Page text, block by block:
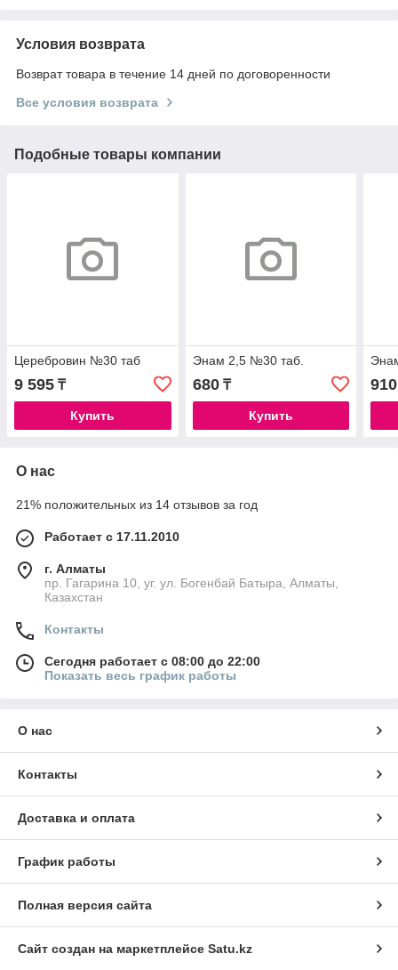
Условия возврата
Возврат товара в течение 14 дней по договоренности
Все условия возврата
Подобные товары компании
Церебровин №30 таб
9 595 ₸
Купить
Энам 2,5 №30 таб.
680₸
Купить
910
О нас
21% положительных из 14 отзывов за год
Работает с 17.11.2010
г. Алматы
пр. Гагарина 10, уг. ул. Богенбай Батыра, Алматы,
Казахстан
Контакты
Сегодня работает с 08:00 до 22:00
Показать весь график работы
О нас
Контакты
Доставка и оплата
График работы
Полная версия сайта
Сайт создан на маркетплейсе Satu.kz